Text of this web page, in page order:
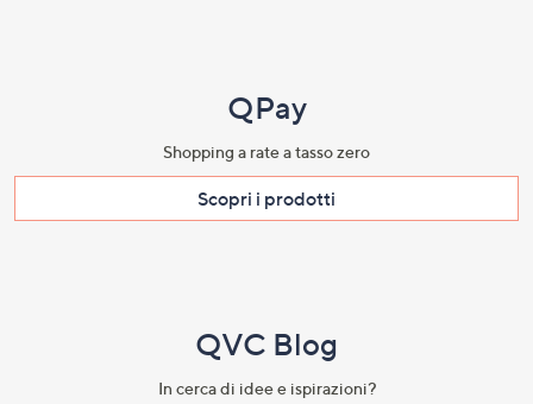
QPay
Shopping a rate a tasso zero​
Scopri i prodotti​
QVC Blog
In cerca di idee e ispirazioni?